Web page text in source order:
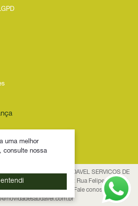
– 2025 – NOVIDADE SAUDAVEL SERVICOS DE
0001-29 Endereço: Rua Felipe Schmidt,
001, Florianópolis/SC Fale conosco:
uma melhor
consulte nossa